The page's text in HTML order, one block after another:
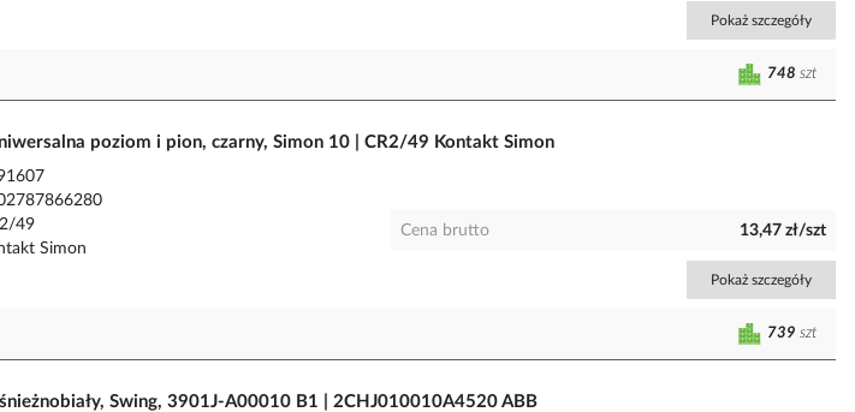
Pokaż szczegóły
748 szt
poziom i pion, czarny, Simon 10 | CR2/49 Kontakt Simon
49
Simon
Cena brutto 13,47 zł/szt
Pokaż szczegóły
739 szt
Swing, 3901J-A00010 B1 | 2CHJ010010A4520 ABB